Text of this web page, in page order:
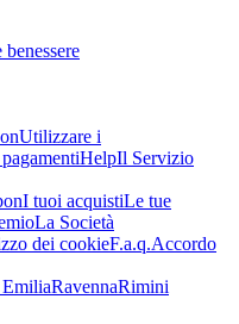
Utilizzare i
HelpIl Servizio
I tuoi acquistiLe tue
La Società
dei cookieF.a.q.Accordo
RavennaRimini